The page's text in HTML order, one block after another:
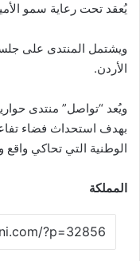
يُعقد تحت رعاية سمو
ويشتمل المنتدى على
الأردن.
ويُعد “تواصل” منتدى
بهدف استحداث فضاء
الوطنية التي تحاكي
المملكة